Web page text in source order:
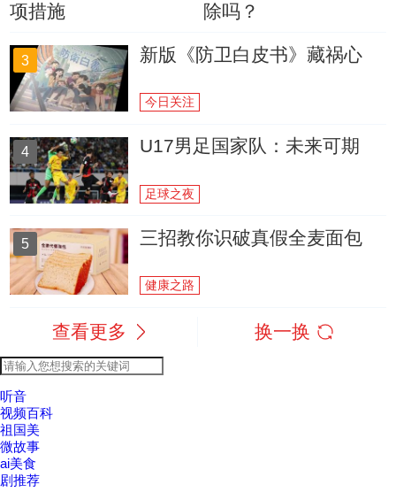
项措施
除吗？
3 新版《防卫白皮书》藏祸心
今日关注
4 U17男足国家队：未来可期
足球之夜
5 三招教你识破真假全麦面包
健康之路
查看更多 换一换
听音
视频百科
祖国美
微故事
ai美食
剧推荐